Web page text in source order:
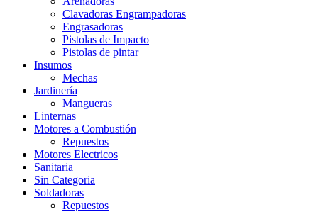
Clavadoras Engrampadoras
Engrasadoras
Pistolas de Impacto
Pistolas de pintar
Insumos
Mechas
Jardinería
Mangueras
Linternas
Motores a Combustión
Repuestos
Motores Electricos
Sanitaria
Sin Categoria
Soldadoras
Repuestos